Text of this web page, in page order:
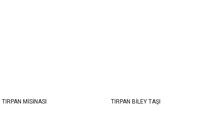
TIRPAN MİSİNASI TIRPAN BİLEY TAŞI